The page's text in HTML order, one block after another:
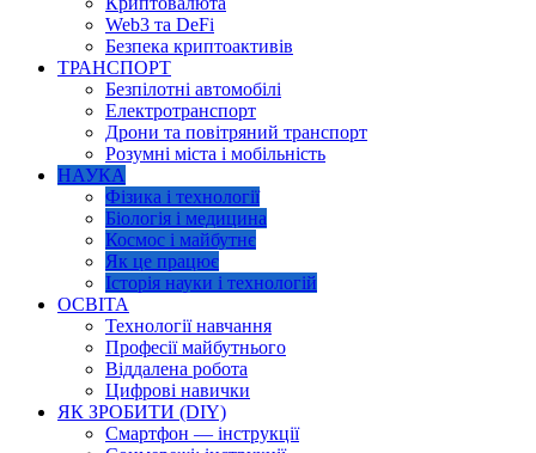
Web3 та DeFi
Безпека криптоактивів
ТРАНСПОРТ
Безпілотні автомобілі
Електротранспорт
Дрони та повітряний транспорт
Розумні міста і мобільність
НАУКА
Фізика і технології
Біологія і медицина
Космос і майбутнє
Як це працює
Історія науки і технологій
ОСВІТА
Технології навчання
Професії майбутнього
Віддалена робота
Цифрові навички
ЯК ЗРОБИТИ (DIY)
Смартфон — інструкції